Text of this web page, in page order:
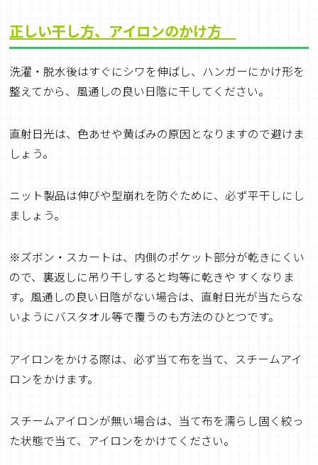
正しい干し方、アイロンのかけ方
洗濯・脱水後はすぐにシワを伸ばし、ハンガーにかけ形を
整えてから、風通しの良い日陰に干してください。
直射日光は、色あせや黄ばみの原因となりますので避けま
しょう。
ニット製品は伸びや型崩れを防ぐために、必ず平干しにし
ましょう。
※ズボン・スカートは、内側のポケット部分が乾きにくい
ので、裏返しに吊り干しすると均等に乾きや すくなりま
す。風通しの良い日陰がない場合は、直射日光が当たらな
いようにバスタオル等で覆うのも方法のひとつです。
アイロンをかける際は、必ず当て布を当て、スチームアイ
ロンをかけます。
スチームアイロンが無い場合は、当て布を濡らし固く絞っ
た状態で当て、アイロンをかけてください。